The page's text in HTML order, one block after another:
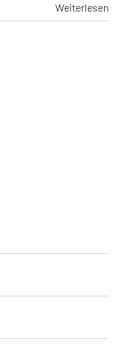
Weiterlesen